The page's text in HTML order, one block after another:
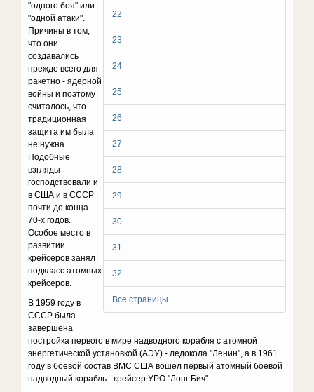
22
23
24
25
26
27
28
29
30
31
32
Все страницы
"одного боя" или
"одной атаки".
Причины в том,
что они
создавались
прежде всего для
ракетно - ядерной
войны и поэтому
считалось, что
традиционная
защита им была
не нужна.
Подобные
взгляды
господствовали и
в США и в СССР
почти до конца
70-х годов.
Особое место в
развитии
крейсеров занял
подкласс атомных
крейсеров.
В 1959 году в
СССР была
завершена
постройка первого в мире надводного корабля с атомной
энергетической установкой (АЭУ) - ледокола "Ленин", а в 1961
году в боевой состав ВМС США вошел первый атомный боевой
надводный корабль - крейсер УРО "Лонг Бич".